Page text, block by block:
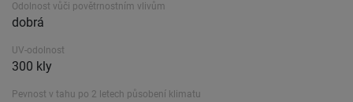
Odolnost vůči povětrnostním vlivům
dobrá
UV-odolnost
300 kly
Pevnost v tahu po 2 letech působení klimatu